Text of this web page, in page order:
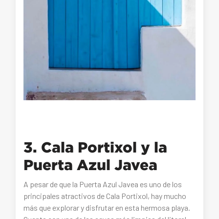
3. Cala Portixol y la
Puerta Azul Javea
A pesar de que la Puerta Azul Javea es uno de los
principales atractivos de Cala Portixol, hay mucho
más que explorar y disfrutar en esta hermosa playa.